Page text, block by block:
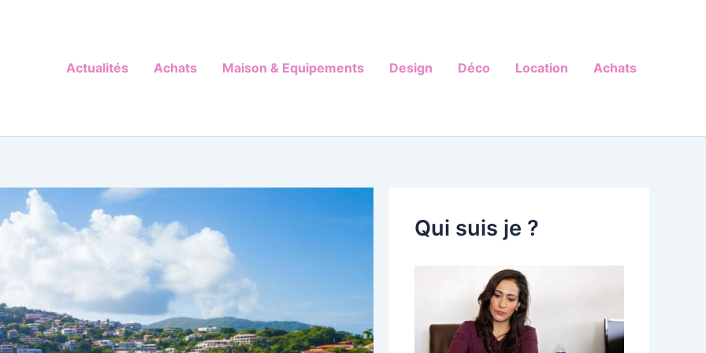
Actualités
Achats Maison & Equipements Design Déco Location Achats
Qui suis je ?